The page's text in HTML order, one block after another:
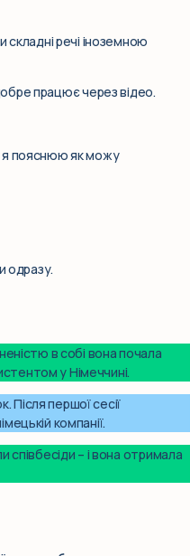
речі іноземною
працює через відео.
я пояснюю як можу
одразу.
в собі вона почала
у Німеччині.
Після першої сесії
компанії.
– і вона отримала